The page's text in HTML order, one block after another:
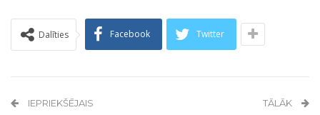
Dalīties Facebook Twitter
IEPRIEKŠĒJAIS TĀLĀK